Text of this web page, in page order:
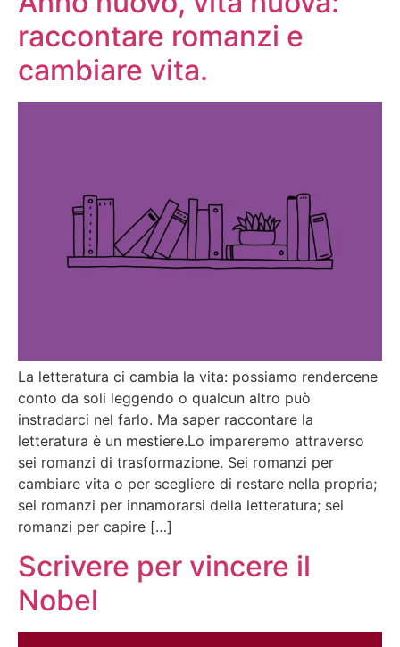
raccontare romanzi e
cambiare vita.
La letteratura ci cambia la vita: possiamo rendercene
conto da soli leggendo o qualcun altro può
instradarci nel farlo. Ma saper raccontare la
letteratura è un mestiere.Lo impareremo attraverso
sei romanzi di trasformazione. Sei romanzi per
cambiare vita o per scegliere di restare nella propria;
sei romanzi per innamorarsi della letteratura; sei
romanzi per capire […]
Scrivere per vincere il
Nobel